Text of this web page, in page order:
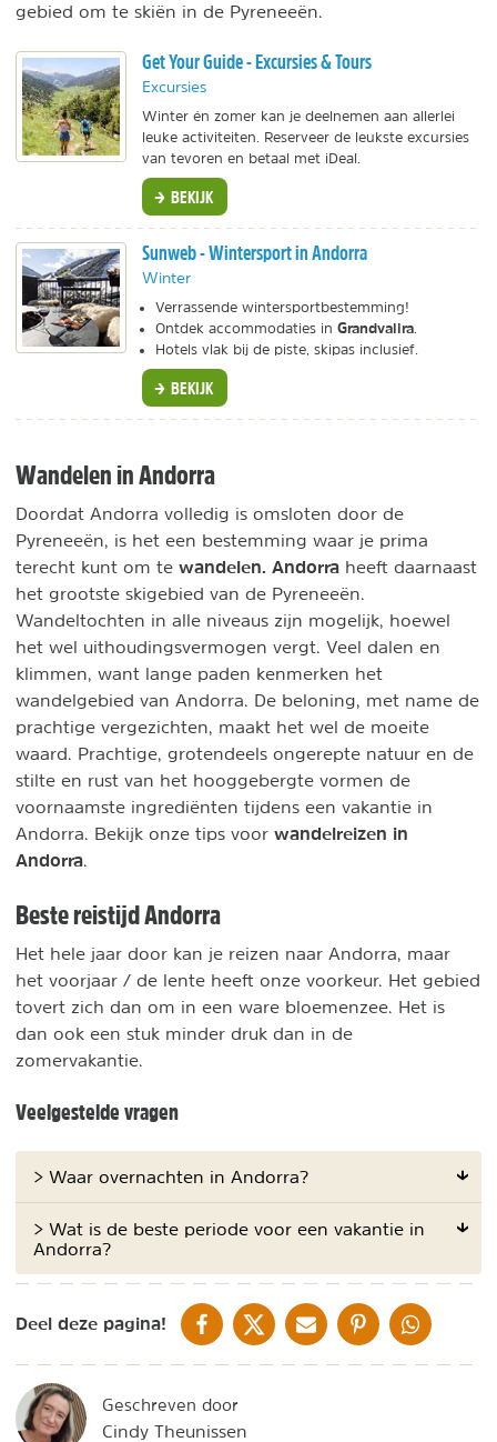
gebied om te skiën in de Pyreneeën.
Get Your Guide - Excursies & Tours
Excursies
Winter én zomer kan je deelnemen aan allerlei
leuke activiteiten. Reserveer de leukste excursies
van tevoren en betaal met iDeal.
BEKIJK
Sunweb - Wintersport in Andorra
Winter
Verrassende wintersportbestemming!
Ontdek accommodaties in Grandvalira
Hotels vlak bij de piste, skipas inclusief.
BEKIJK
Wandelen in Andorra
Doordat Andorra volledig is omsloten door de
Pyreneeën, is het een bestemming waar je prima
terecht kunt om te wandelen. Andorra heeft daarnaast
het grootste skigebied van de Pyreneeën.
Wandeltochten in alle niveaus zijn mogelijk, hoewel
het wel uithoudingsvermogen vergt. Veel dalen en
klimmen, want lange paden kenmerken het
wandelgebied van Andorra. De beloning, met name de
prachtige vergezichten, maakt het wel de moeite
waard. Prachtige, grotendeels ongerepte natuur en de
stilte en rust van het hooggebergte vormen de
voornaamste ingrediënten tijdens een vakantie in
Andorra. Bekijk onze tips voor wandelreizen in
Andorra.
Beste reistijd Andorra
Het hele jaar door kan je reizen naar Andorra, maar
het voorjaar / de lente heeft onze voorkeur. Het gebied
tovert zich dan om in een ware bloemenzee. Het is
dan ook een stuk minder druk dan in de
zomervakantie.
Veelgestelde vragen
> Waar overnachten in Andorra?
> Wat is de beste periode voor een vakantie in
Andorra?
Deel deze pagina! DELEN OP FACEBOOK
DELEN OP XDELEN VIA DE MAIL
DELEN OP PINTEREST
DELEN OP
Geschreven door
Cindy Theunissen